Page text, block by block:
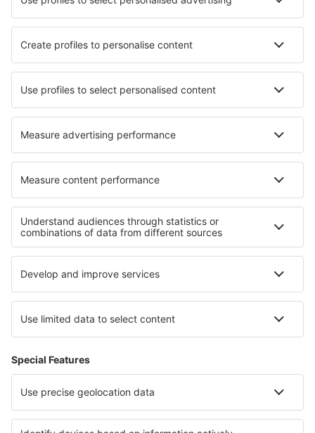
Hoteluri în Halenkov Hoteluri în Sandbach
Hoteluri în Bordalba Hoteluri în Banyoles
Hoteluri în Boeschèpe Hoteluri în Mattawa
Cele mai bune hoteluri - regiuni
Hoteluri in Brandenburg Lake Plateau
Hoteluri in Moselle Valley Hoteluri in Renania-Palatinat
Hoteluri in Lake Constance Hoteluri in Allgau
Hoteluri in Șumen Hoteluri în Pucón
Hoteluri in Lombardia Hoteluri in Faroe Islands